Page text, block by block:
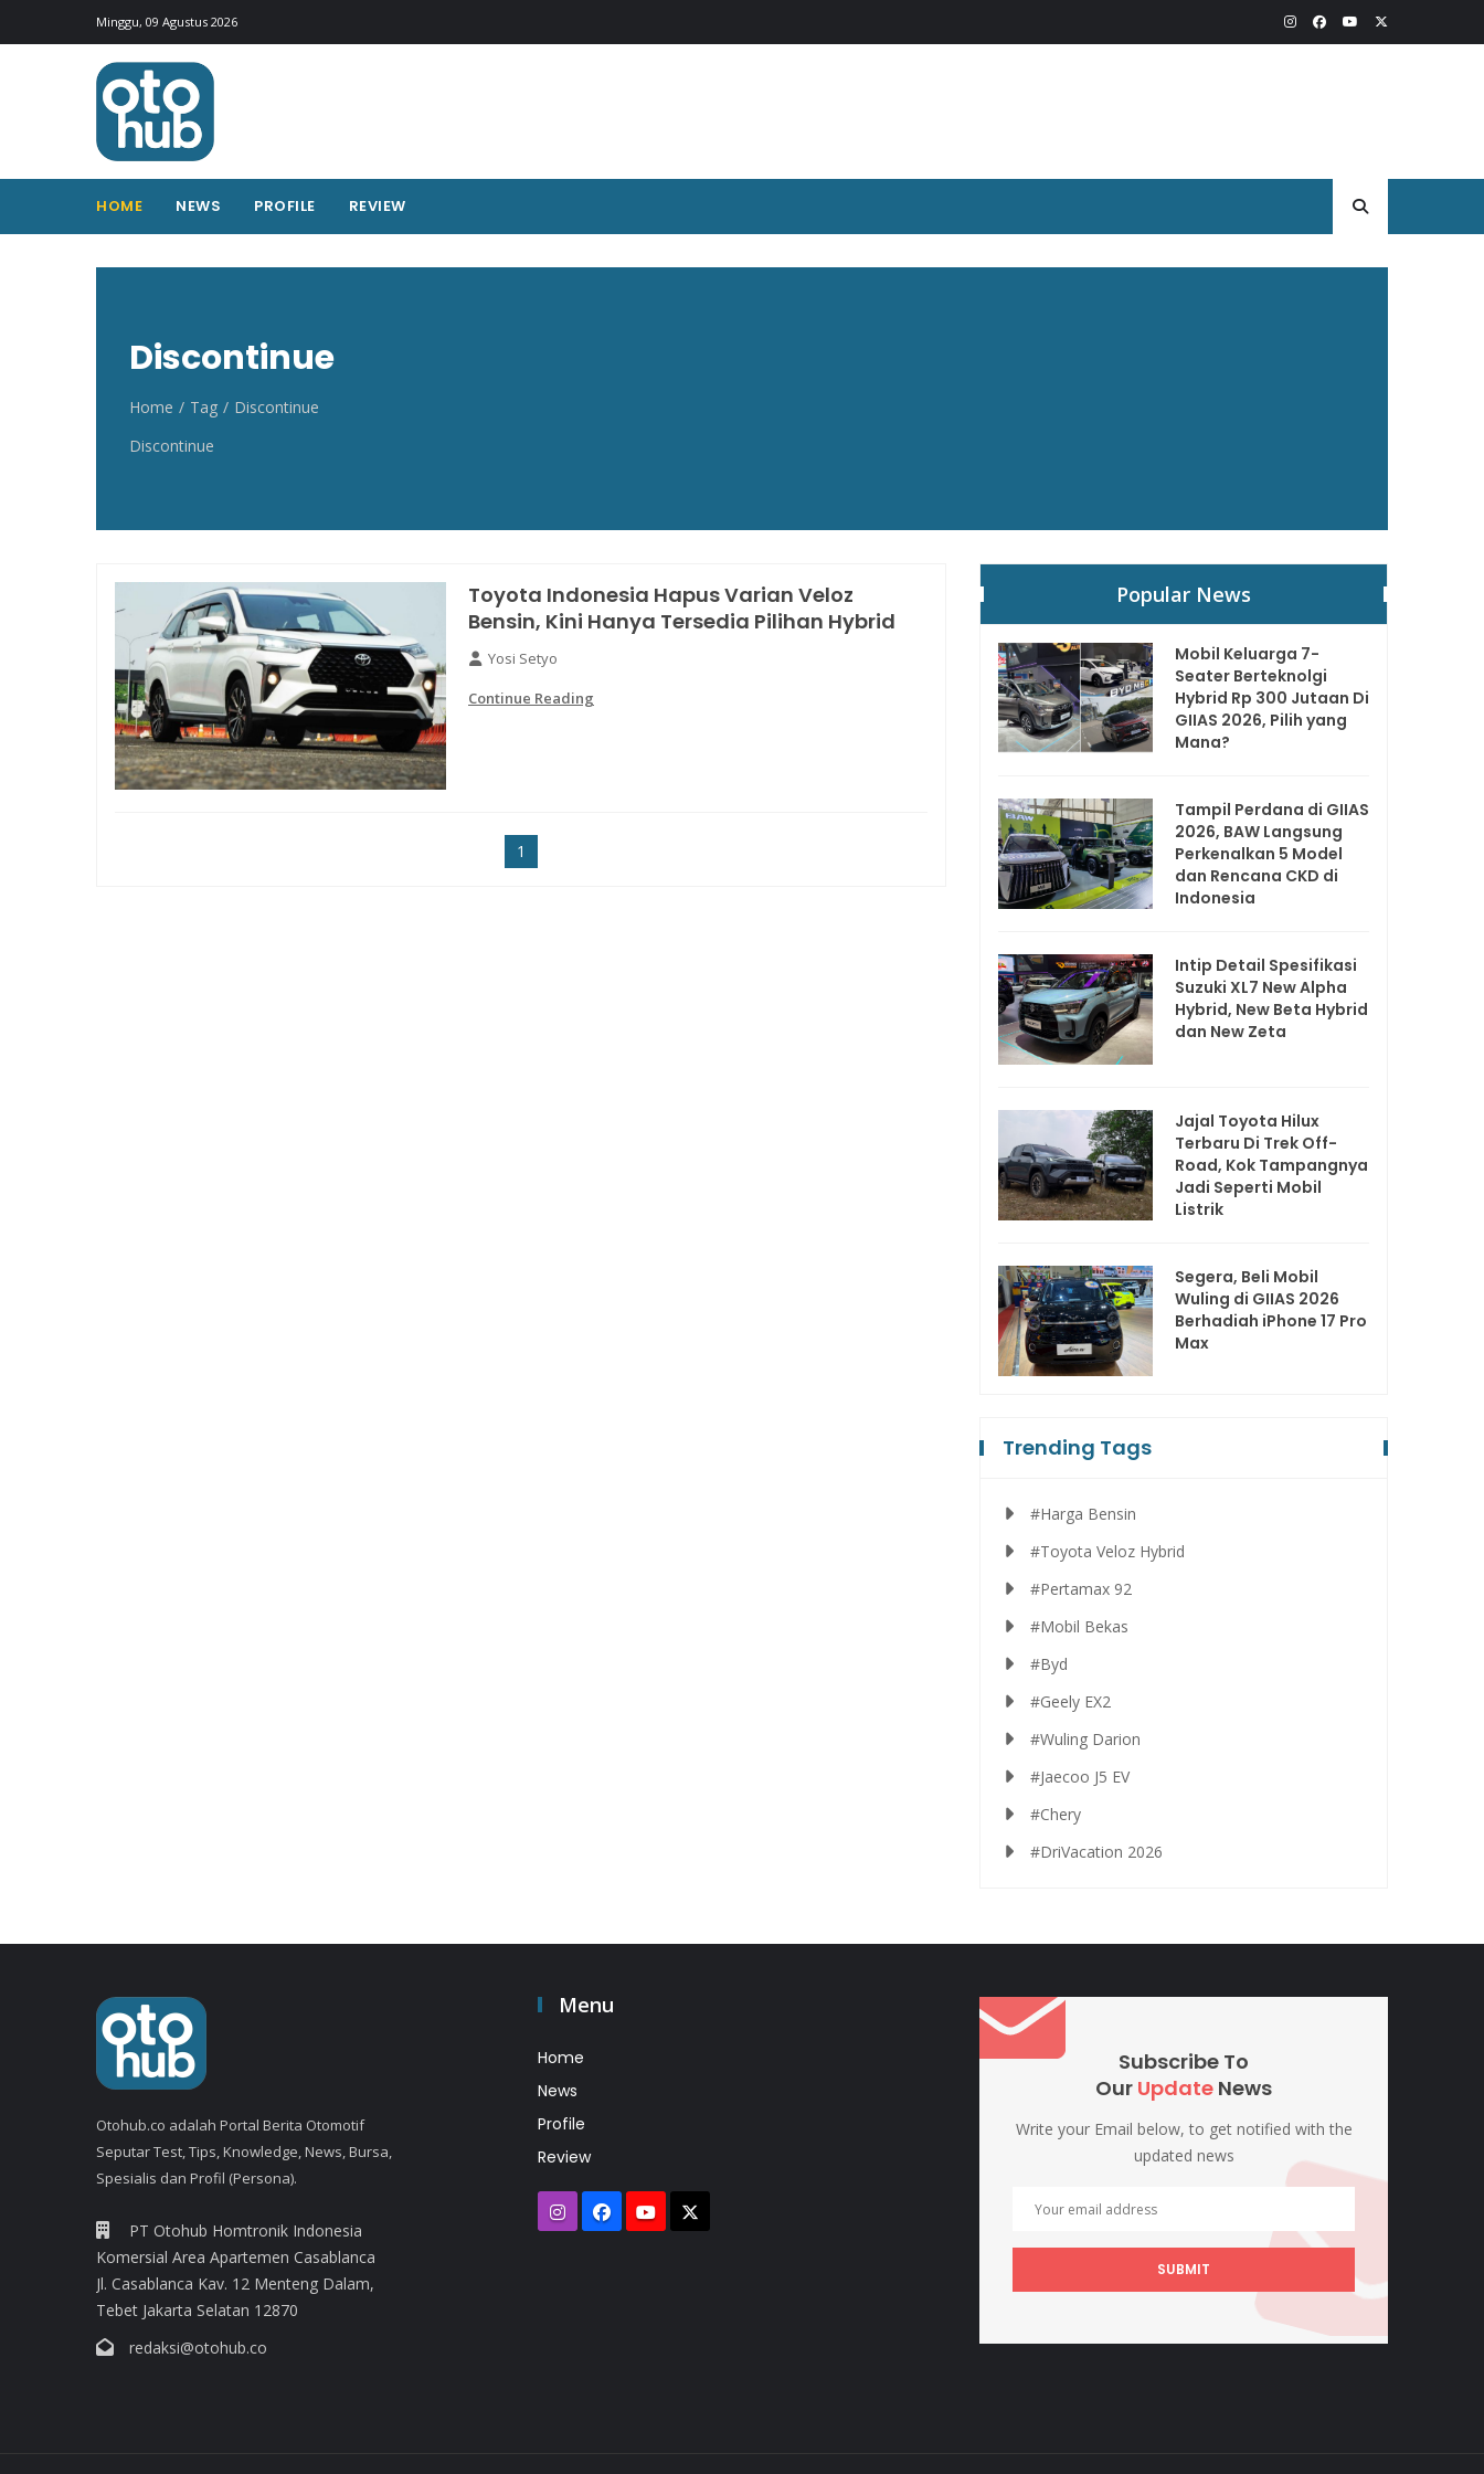
Minggu, 09 Agustus 2026
HOME NEWS PROFILE REVIEW
Otohub.co
Portal berita otomotif Indonesia terkini
Discontinue
Home Tag
Discontinue
Discontinue
Toyota Indonesia Hapus Varian Veloz
Bensin, Kini Hanya Tersedia Pilihan Hybrid
Yosi Setyo
Continue Reading
1
Popular News
Mobil Keluarga 7-
Seater Berteknolgi
Hybrid Rp 300 Jutaan Di
GIIAS 2026, Pilih yang
Mana?
Tampil Perdana di GIIAS
2026, BAW Langsung
Perkenalkan 5 Model
dan Rencana CKD di
Indonesia
Intip Detail Spesifikasi
Suzuki XL7 New Alpha
Hybrid, New Beta Hybrid
dan New Zeta
Jajal Toyota Hilux
Terbaru Di Trek Off-
Road, Kok Tampangnya
Jadi Seperti Mobil
Listrik
Segera, Beli Mobil
Wuling di GIIAS 2026
Berhadiah iPhone 17 Pro
Max
Trending Tags
#Harga Bensin
#Toyota Veloz Hybrid
#Pertamax 92
#Mobil Bekas
#Byd
#Geely EX2
#Wuling Darion
#Jaecoo J5 EV
#Chery
#DriVacation 2026
Otohub.co adalah Portal Berita Otomotif
Seputar Test, Tips, Knowledge, News, Bursa,
Spesialis dan Profil (Persona).
PT Otohub Homtronik Indonesia
Komersial Area Apartemen Casablanca
Jl. Casablanca Kav. 12 Menteng Dalam,
Tebet Jakarta Selatan 12870
redaksi@otohub.co
Menu
Home
News
Profile
Review
Subscribe To
Our Update News
Write your Email below, to get notified with the
updated news
SUBMIT